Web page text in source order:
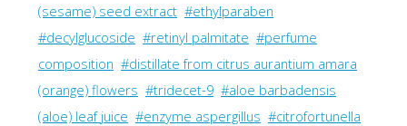
(sesame) seed extract #ethylparaben
#decylglucoside #retinyl palmitate #perfume
composition #distillate from citrus aurantium amara
(orange) flowers #tridecet-9 #aloe barbadensis
(aloe) leaf juice #enzyme aspergillus #citrofortunella